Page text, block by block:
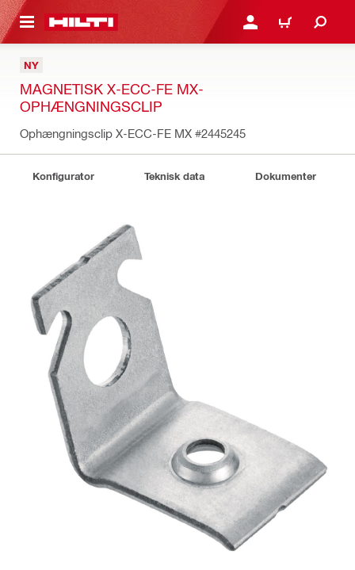
HOVEDINDHOLD LOG IND ELLER
INDKØBSKURV
NY
MAGNETISK X-ECC-FE MX-
OPHÆNGNINGSCLIP
Ophængningsclip X-ECC-FE MX #2445245
Konfigurator Teknisk data Dokumenter